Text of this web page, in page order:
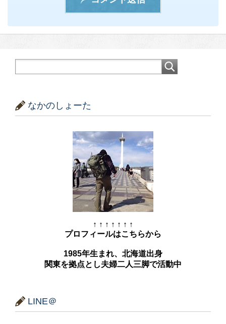
なかのしょーた
↑ ↑ ↑ ↑ ↑ ↑ ↑
プロフィールはこちらから
1985年生まれ、北海道出身
関東を拠点とし夫婦二人三脚で活動中
LINE＠